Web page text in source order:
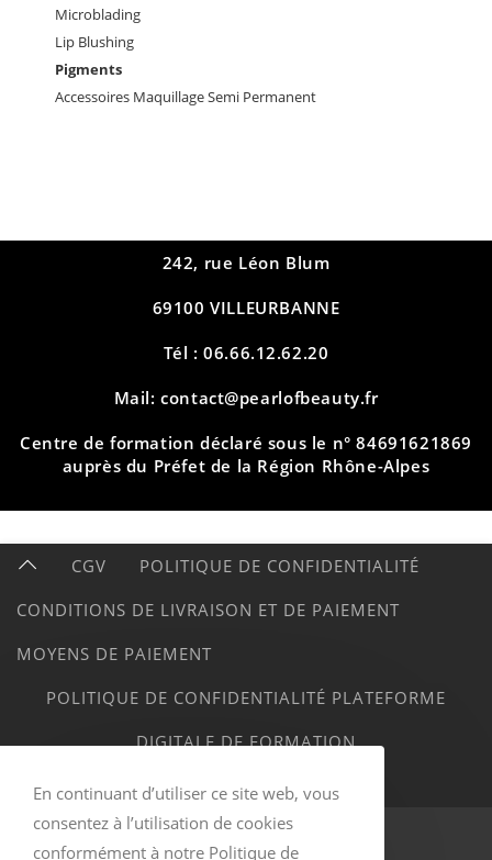
Microblading
Lip Blushing
Pigments
Accessoires Maquillage Semi Permanent
242, rue Léon Blum
69100 VILLEURBANNE
Tél : 06.66.12.62.20
Mail: contact@pearlofbeauty.fr
Centre de formation déclaré sous le n° 84691621869
auprès du Préfet de la Région Rhône-Alpes
CGV
POLITIQUE DE CONFIDENTIALITÉ
CONDITIONS DE LIVRAISON ET DE PAIEMENT
MOYENS DE PAIEMENT
POLITIQUE DE CONFIDENTIALITÉ PLATEFORME
DIGITALE DE FORMATION
MENTIONS LÉGALES
En continuant d’utiliser ce site web, vous
consentez à l’utilisation de cookies
conformément à notre Politique de